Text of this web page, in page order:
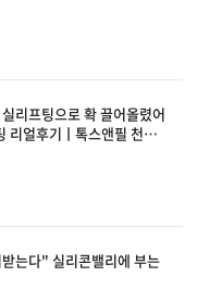
리프팅으로 확 끌어올렸어
리얼후기ㅣ톡스앤필 천안
는다" 실리콘밸리에 부는